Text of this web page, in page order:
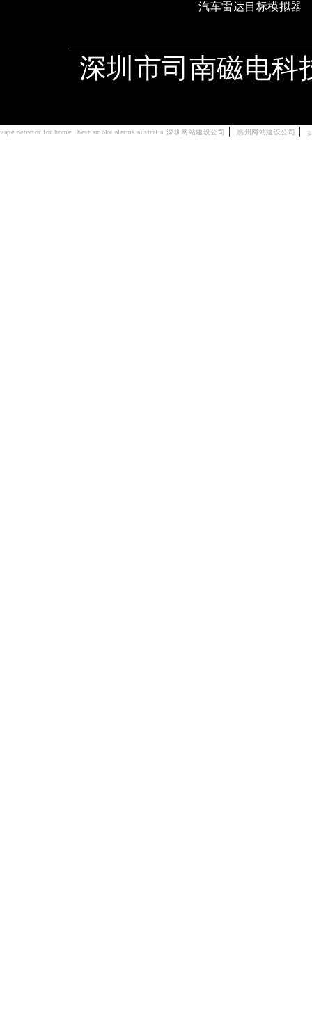
汽车雷达目标模拟器
深圳市司南磁电
vape detector for home best smoke alarms australia 深圳网站建设公司 惠州网站建设公司